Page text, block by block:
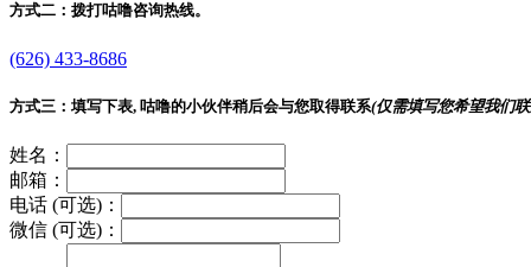
方式二： 拨打咕噜咨询热线。
(626) 433-8686
方式三： 填写下表, 咕噜的小伙伴稍后会与您取得联系(仅需填写您希望我们
姓名：
邮箱：
电话 (可选)：
微信 (可选)：